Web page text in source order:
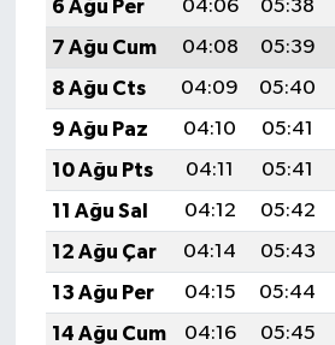
6 Ağu Per
04:06 05:38
7 Ağu Cum
04:08 05:39
8 Ağu Cts
04:09 05:40
9 Ağu Paz
04:10 05:41
10 Ağu Pts
04:11 05:41
11 Ağu Sal
04:12 05:42
12 Ağu Çar
04:14 05:43
13 Ağu Per
04:15 05:44
14 Ağu Cum
04:16 05:45
Teknoloji
Türkiye
Video Galeri
Yaşam
Yemek Tarifleri